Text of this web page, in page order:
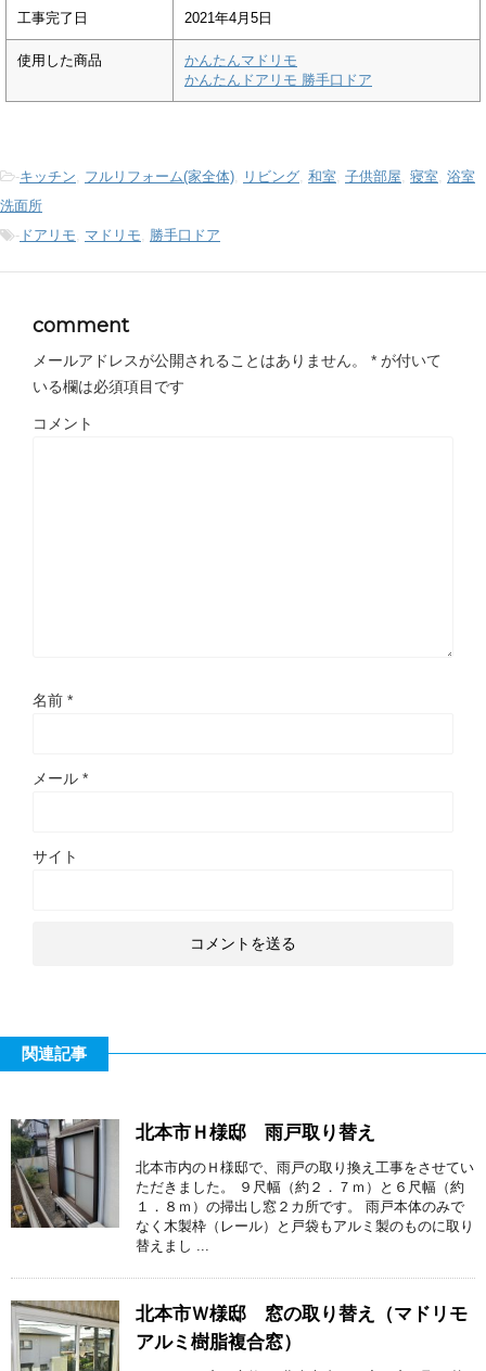
工事完了日 2021年4月5日
使用した商品
かんたんマドリモ
かんたんドアリモ 勝手口ドア
-キッチン フルリフォーム(家全体) リビング 和室 子供部屋 寝室 浴室
洗面所
- ドアリモ マドリモ 勝手口ドア
comment
メールアドレスが公開されることはありません。 * が付いて
いる欄は必須項目です
コメント
名前 *
メール *
サイト
関連記事
北本市Ｈ様邸 雨戸取り替え
北本市内のＨ様邸で、雨戸の取り換え工事をさせてい
ただきました。 ９尺幅（約２．７ｍ）と６尺幅（約
１．８ｍ）の掃出し窓２カ所です。 雨戸本体のみで
なく木製枠（レール）と戸袋もアルミ製のものに取り
替えまし ...
北本市Ｗ様邸 窓の取り替え（マドリモ
アルミ樹脂複合窓）